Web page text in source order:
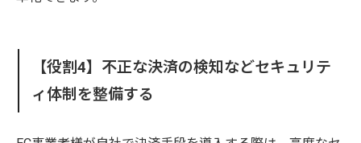
【役割4】不正な決済の検知などセキュリテ
ィ体制を整備する